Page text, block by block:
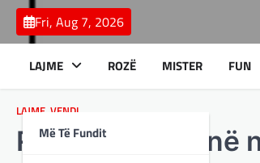
Skip
content
Fri, Aug 7, 2026
LAJME
Më Të Fundit
ROZË MISTER FUN
LAJME VENDI
Rrahje masive në